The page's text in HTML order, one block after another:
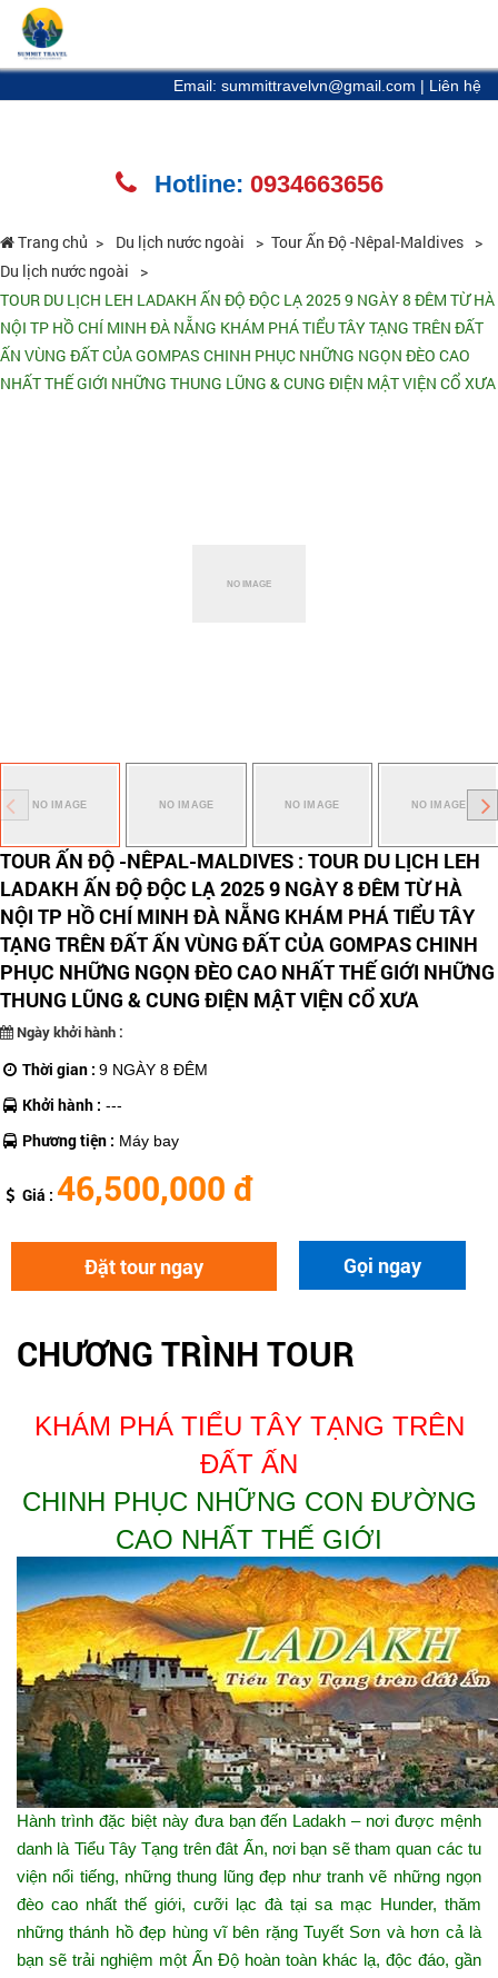
Email: summittravelvn@gmail.com | Liên hệ
Hotline: 0934663656
Trang chủ Du lịch nước ngoài
Tour Ấn Độ -Nêpal-Maldives
Du lịch nước ngoài
TOUR DU LỊCH LEH LADAKH ẤN ĐỘ ĐỘC LẠ 2025 9 NGÀY 8 ĐÊM TỪ HÀ
NỘI TP HỒ CHÍ MINH ĐÀ NẴNG KHÁM PHÁ TIỂU TÂY TẠNG TRÊN ĐẤT
ẤN VÙNG ĐẤT CỦA GOMPAS CHINH PHỤC NHỮNG NGỌN ĐÈO CAO
NHẤT THẾ GIỚI NHỮNG THUNG LŨNG & CUNG ĐIỆN MẬT VIỆN CỔ XƯA
TOUR ẤN ĐỘ -NÊPAL-MALDIVES : TOUR DU LỊCH LEH
LADAKH ẤN ĐỘ ĐỘC LẠ 2025 9 NGÀY 8 ĐÊM TỪ HÀ
NỘI TP HỒ CHÍ MINH ĐÀ NẴNG KHÁM PHÁ TIỂU TÂY
TẠNG TRÊN ĐẤT ẤN VÙNG ĐẤT CỦA GOMPAS CHINH
PHỤC NHỮNG NGỌN ĐÈO CAO NHẤT THẾ GIỚI NHỮNG
THUNG LŨNG & CUNG ĐIỆN MẬT VIỆN CỔ XƯA
Ngày khởi hành :
Thời gian : 9 NGÀY 8 ĐÊM
Khởi hành : ---
Phương tiện : Máy bay
Giá : 46,500,000 đ
Đặt tour ngay Gọi ngay
CHƯƠNG TRÌNH TOUR
KHÁM PHÁ TIỂU TÂY TẠNG TRÊN
ĐẤT ẤN
CHINH PHỤC NHỮNG CON ĐƯỜNG
CAO NHẤT THẾ GIỚI
Hành trình đặc biệt này đưa bạn đến Ladakh – nơi được mệnh
danh là Tiểu Tây Tạng trên đât Ấn, nơi bạn sẽ tham quan các tu
viện nổi tiếng, những thung lũng đẹp như tranh vẽ những ngọn
đèo cao nhất thế giới, cưỡi lạc đà tại sa mạc Hunder, thăm
những thánh hồ đẹp hùng vĩ bên rặng Tuyết Sơn và hơn cả là
bạn sẽ trải nghiệm một Ấn Độ hoàn toàn khác lạ, độc đáo, gần